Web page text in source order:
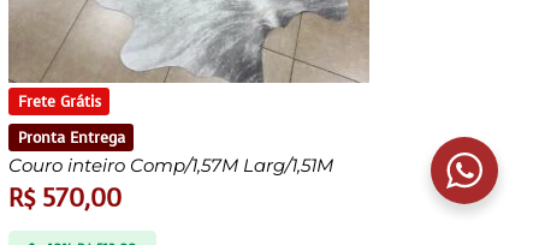
Frete Grátis
Pronta Entrega
Couro inteiro Comp/1,57M Larg/1,51M
R$570,00